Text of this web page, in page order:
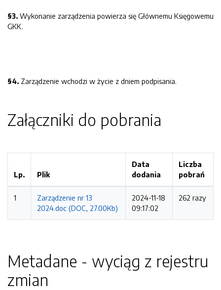
§3. Wykonanie zarządzenia powierza się Głównemu Księgowemu
GKK.
§4. Zarządzenie wchodzi w życie z dniem podpisania.
Załączniki do pobrania
Lp. Plik
Data
dodania
Liczba
pobrań
1
Zarządzenie nr 13
2024.doc (DOC, 27.00Kb)
2024-11-18
09:17:02
262 razy
Metadane - wyciąg z rejestru
zmian